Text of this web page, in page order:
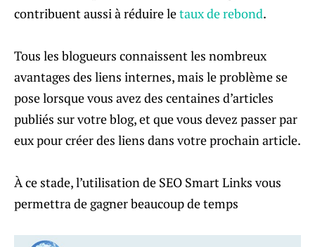
contribuent aussi à réduire letaux de rebond.
Tous les blogueurs connaissent les nombreux
avantages des liens internes, mais le problème se
pose lorsque vous avez des centaines d’articles
publiés sur votre blog, et que vous devez passer par
eux pour créer des liens dans votre prochain article.
À ce stade, l’utilisation de SEO Smart Links vous
permettra de gagner beaucoup de temps